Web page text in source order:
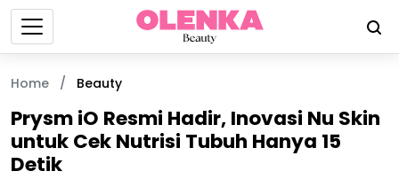
Home / Beauty
Prysm iO Resmi Hadir, Inovasi Nu Skin
untuk Cek Nutrisi Tubuh Hanya 15
Detik